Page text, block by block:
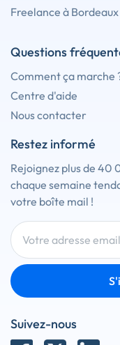
Freelance à Bordeaux
Questions
Comment ça marche
Centre d'aide
Nous contacter
Restez informé
Rejoignez plus de 40
chaque semaine
votre boîte mail !
Suivez-nous